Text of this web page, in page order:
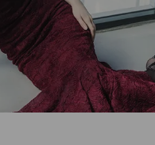
en badmode
de Vos